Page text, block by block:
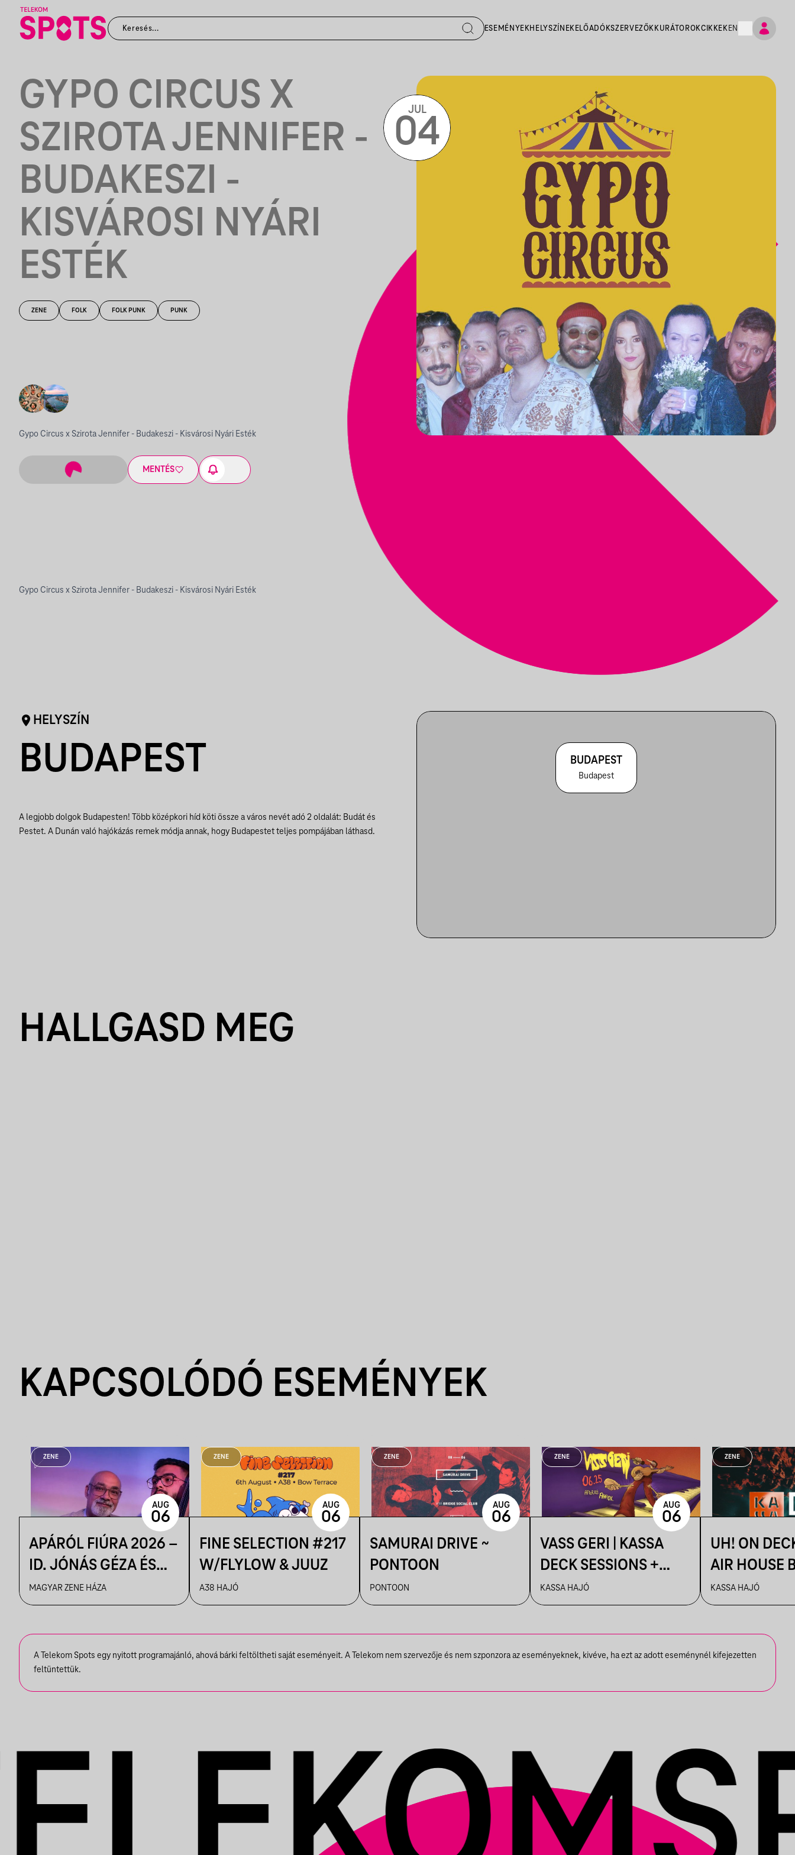
ESEMÉNYEKHELYSZÍNEK ELŐADÓKSZERVEZŐK KURÁTOROKCIKKEK EN
GYPO CIRCUS X
SZIROTA JENNIFER -
BUDAKESZI -
KISVÁROSI NYÁRI
ESTÉK
ZENE FOLK FOLK PUNK PUNK
Gypo Circus x Szirota Jennifer - Budakeszi - Kisvárosi Nyári Esték
MENTÉS
JUL
04
Gypo Circus x Szirota Jennifer - Budakeszi - Kisvárosi Nyári Esték
HELYSZÍN
BUDAPEST
A legjobb dolgok Budapesten! Több középkori híd köti össze a város nevét adó 2 oldalát: Budát és
Pestet. A Dunán való hajókázás remek módja annak, hogy Budapestet teljes pompájában láthasd.
BUDAPEST
Budapest
HALLGASD MEG
KAPCSOLÓDÓ ESEMÉNYEK
ZENE
APÁRÓL FIÚRA 2026 –
ID. JÓNÁS GÉZA ÉS
ZENEKARA & IFJ.
JÓNÁS GÉZA ÉS
ZENEKARA, VENDÉG:
ROBY LAKATOS,
EMILIO
MAGYAR ZENE HÁZA
AUG
06
ZENE
FINE SELECTION #217
W/FLYLOW & JUUZ
A38 HAJÓ
AUG
06
ZENE
SAMURAI DRIVE ~
PONTOON
PONTOON
AUG
06
ZENE
VASS GERI | KASSA
DECK SESSIONS +
AFTER: AHAOK.
KASSA HAJÓ
AUG
06
ZENE
UH! ON
AIR HOUSE
SESSIONS
KASSA HAJÓ
A Telekom Spots egy nyitott programajánló, ahová bárki feltöltheti saját eseményeit. A Telekom nem szervezője és nem szponzora az eseményeknek, kivéve, ha ezt az adott eseménynél kifejezetten
feltüntettük.